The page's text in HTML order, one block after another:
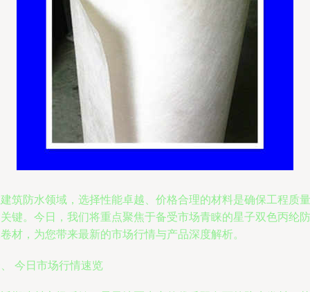
筑防水领域，选择性能卓越、价格合理的材料是确保工程质量
键。今日，我们将重点聚焦于备受市场青睐的星子双色丙纶防
材，为您带来最新的市场行情与产品深度解析。
今日市场行情速览